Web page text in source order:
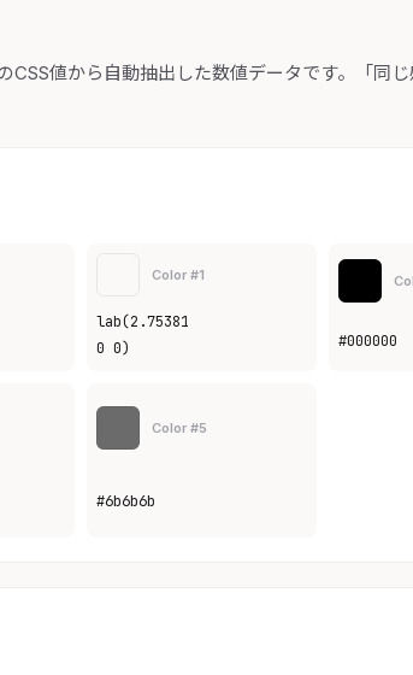
CSS値から自動抽出した数値データです。「同
Color #1
lab(2.75381
0 0)
#000000
Color #5
#6b6b6b